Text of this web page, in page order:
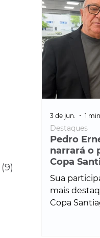
Pedro
narrará o
Copa
Sua
mais
Copa
Destaques
3 de jun. 1